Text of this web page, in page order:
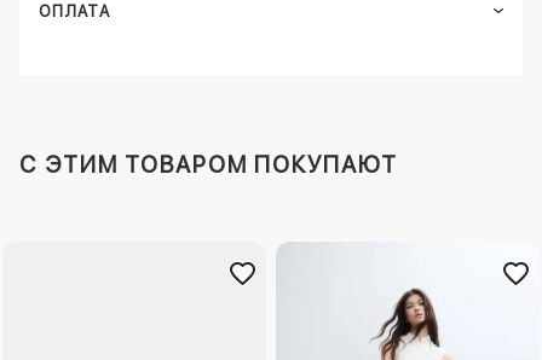
ОПЛАТА
C ЭТИМ ТОВАРОМ ПОКУПАЮТ